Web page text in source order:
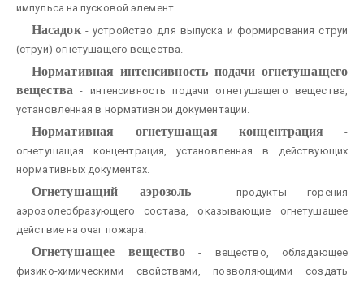
импульса на пусковой элемент.
Насадок- устройство для выпуска и формирования струи
(струй) огнетушащего вещества.
Нормативная интенсивность подачи огнетушащего
вещества - интенсивность подачи огнетушащего вещества,
установленная в нормативной документации.
Нормативная огнетушащая концентрация -
огнетушащая концентрация, установленная в действующих
нормативных документах.
Огнетушащий аэрозоль - продукты горения
аэрозолеобразующего состава, оказывающие огнетушащее
действие на очаг пожара.
Огнетушащее вещество - вещество, обладающее
физико-химическими свойствами, позволяющими создать